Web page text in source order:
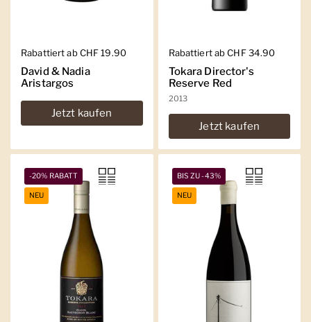
Regulärer Preis
Rabattiert ab CHF 19.90
David & Nadia
Aristargos
Jetzt kaufen
Regulärer Preis
Rabattiert ab CHF 34.90
Tokara Director's
Reserve Red
2013
Jetzt kaufen
-20% RABATT
NEU
BIS ZU -43%
NEU